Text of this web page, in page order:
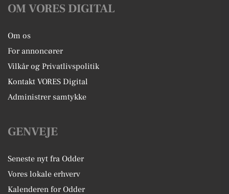
OM VORES DIGITAL
Om os
For annoncører
Vilkår og Privatlivspolitik
Kontakt VORES Digital
Administrer samtykke
GENVEJE
Seneste nyt fra Odder
Vores lokale erhverv
Kalenderen for Odder